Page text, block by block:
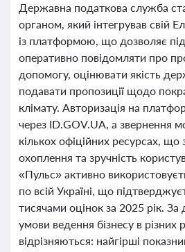
Державна податкова служба
органом, який інтегрував свій
із платформою, що дозволяє
оперативно повідомляти про
допомогу, оцінювати якість
подавати пропозиції щодо
клімату. Авторизація на
через ID.GOV.UA, а звернення
кількох офіційних ресурсах,
охоплення та зручність
«Пульс» активно
по всій Україні, що
тисячами оцінок за 2025 рік.
умови ведення бізнесу в різних
відрізняються: найгірші